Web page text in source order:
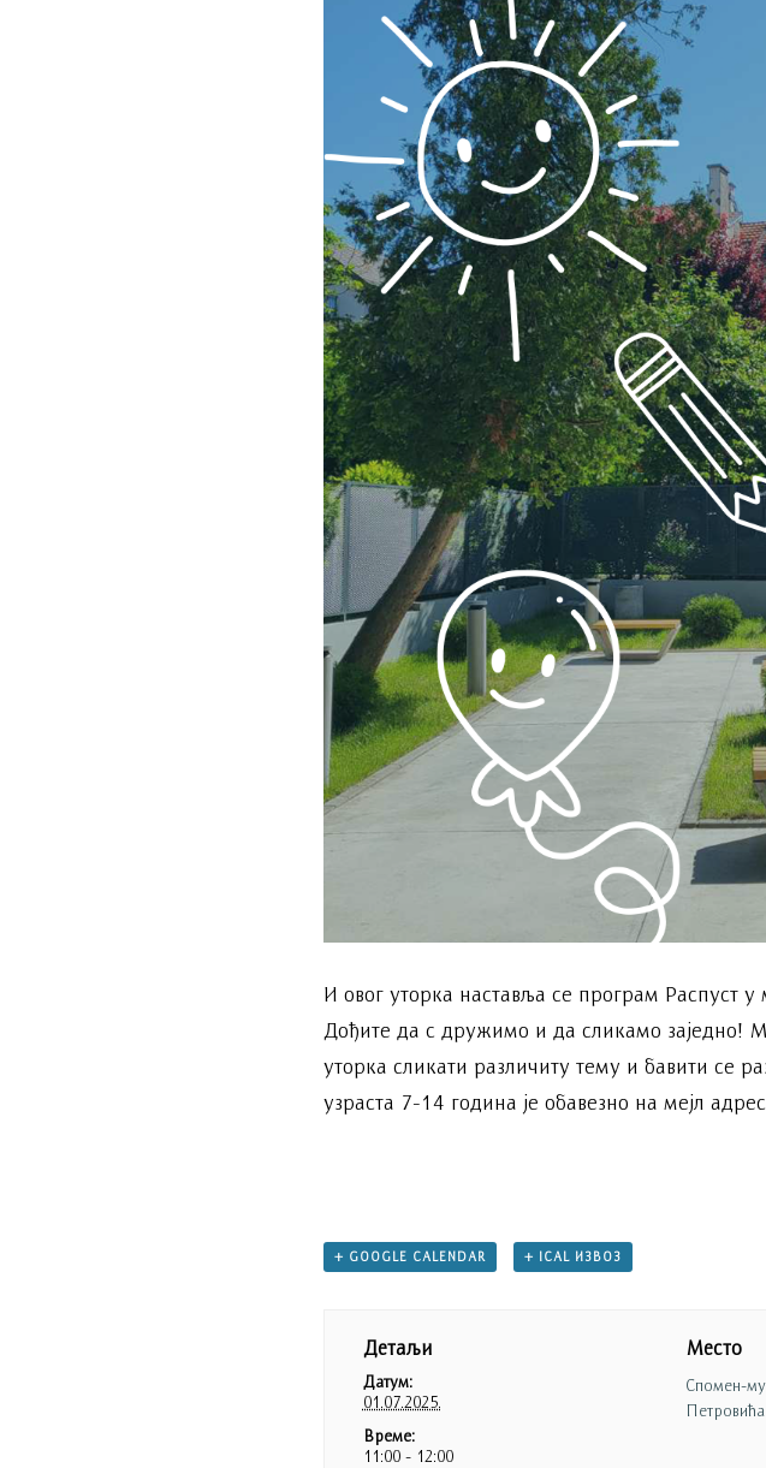
И овог уторка наставља се програм Распуст
Дођите да с дружимо и да сликамо заједно!
уторка сликати различиту тему и бавити се
узраста 7-14 година је обавезно на мејл
+ GOOGLE CALENDAR + ICAL ИЗВОЗ
Детаљи
Датум:
01.07.2025.
Време:
11:00 - 12:00
Место
Спомен-
Петровића